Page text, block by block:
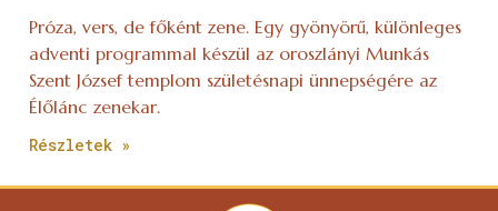
Próza, vers, de főként zene. Egy gyönyörű, különleges
adventi programmal készül az oroszlányi Munkás
Szent József templom születésnapi ünnepségére az
Élőlánc zenekar.
Részletek »